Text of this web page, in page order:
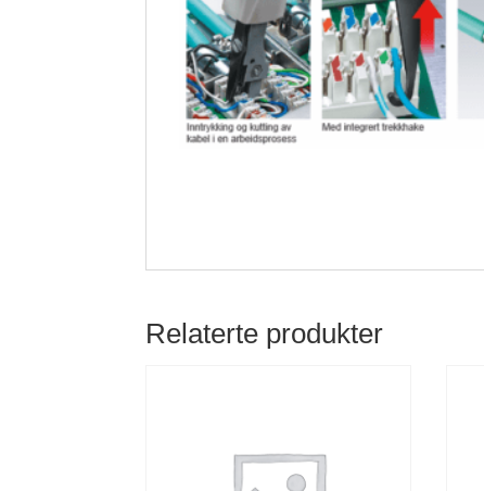
Relaterte produkter